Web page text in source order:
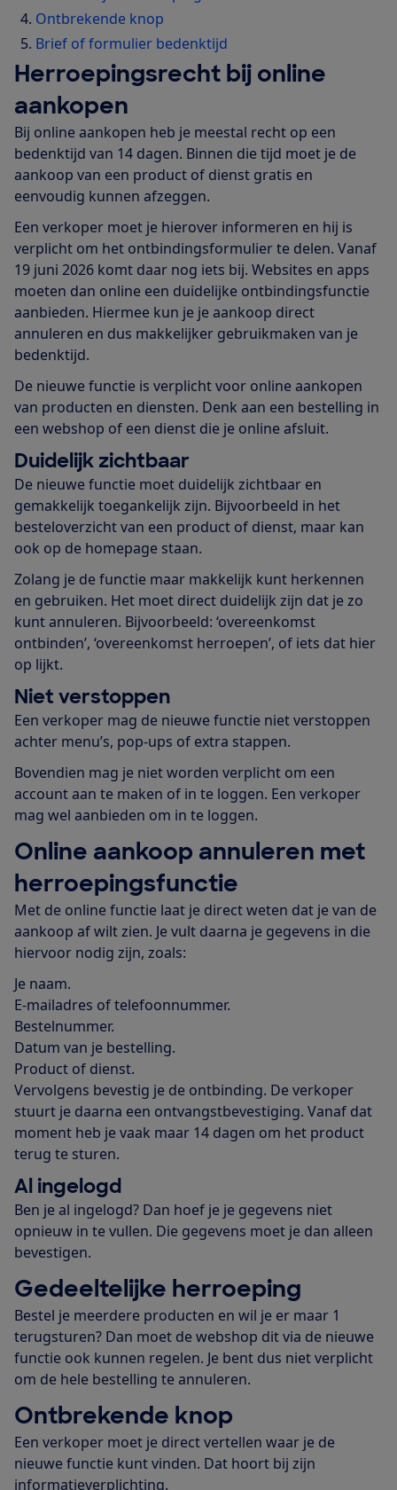
Ontbrekende knop
Brief of formulier bedenktijd
Herroepingsrecht bij online
aankopen
Bij online aankopen heb je meestal recht op een
bedenktijd van 14 dagen. Binnen die tijd moet je de
aankoop van een product of dienst gratis en
eenvoudig kunnen afzeggen.
Een verkoper moet je hierover informeren en hij is
verplicht om het ontbindingsformulier te delen. Vanaf
19 juni 2026 komt daar nog iets bij. Websites en apps
moeten dan online een duidelijke ontbindingsfunctie
aanbieden. Hiermee kun je je aankoop direct
annuleren en dus makkelijker gebruikmaken van je
bedenktijd.
De nieuwe functie is verplicht voor online aankopen
van producten en diensten. Denk aan een bestelling in
een webshop of een dienst die je online afsluit.
Duidelijk zichtbaar
De nieuwe functie moet duidelijk zichtbaar en
gemakkelijk toegankelijk zijn. Bijvoorbeeld in het
besteloverzicht van een product of dienst, maar kan
ook op de homepage staan.
Zolang je de functie maar makkelijk kunt herkennen
en gebruiken. Het moet direct duidelijk zijn dat je zo
kunt annuleren. Bijvoorbeeld: ‘overeenkomst
ontbinden’, ‘overeenkomst herroepen’, of iets dat hier
op lijkt.
Niet verstoppen
Een verkoper mag de nieuwe functie niet verstoppen
achter menu’s, pop-ups of extra stappen.
Bovendien mag je niet worden verplicht om een
account aan te maken of in te loggen. Een verkoper
mag wel aanbieden om in te loggen.
Online aankoop annuleren met
herroepingsfunctie
Met de online functie laat je direct weten dat je van de
aankoop af wilt zien. Je vult daarna je gegevens in die
hiervoor nodig zijn, zoals:
Je naam.
E-mailadres of telefoonnummer.
Bestelnummer.
Datum van je bestelling.
Product of dienst.
Vervolgens bevestig je de ontbinding. De verkoper
stuurt je daarna een ontvangstbevestiging. Vanaf dat
moment heb je vaak maar 14 dagen om het product
terug te sturen.
Al ingelogd
Ben je al ingelogd? Dan hoef je je gegevens niet
opnieuw in te vullen. Die gegevens moet je dan alleen
bevestigen.
Gedeeltelijke herroeping
Bestel je meerdere producten en wil je er maar 1
terugsturen? Dan moet de webshop dit via de nieuwe
functie ook kunnen regelen. Je bent dus niet verplicht
om de hele bestelling te annuleren.
Ontbrekende knop
Een verkoper moet je direct vertellen waar je de
nieuwe functie kunt vinden. Dat hoort bij zijn
informatieverplichting.